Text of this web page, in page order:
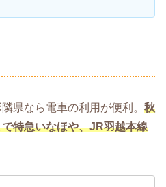
県なら電車の利用が便利。 秋
特急いなほや、JR羽越本線